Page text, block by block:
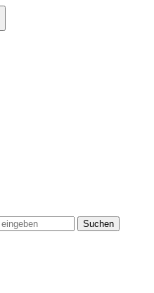
Suchen